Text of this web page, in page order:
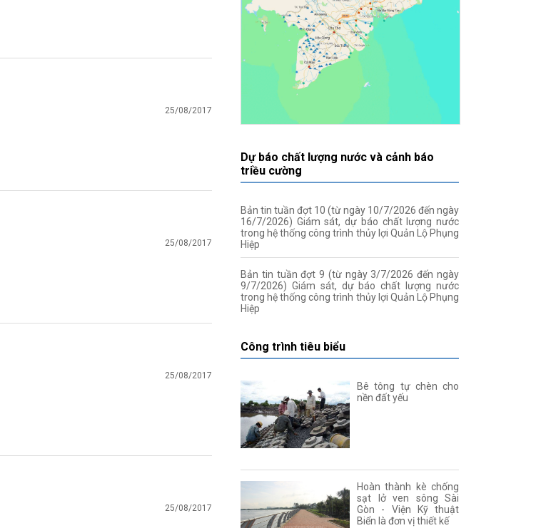
25/08/2017
25/08/2017
25/08/2017
25/08/2017
Dự báo chất lượng nước và cảnh báo
triều cường
Bản tin tuần đợt 10 (từ ngày 10/7/2026 đến ngày
16/7/2026) Giám sát, dự báo chất lượng nước
trong hệ thống công trình thủy lợi Quản Lộ Phụng
Hiệp
Bản tin tuần đợt 9 (từ ngày 3/7/2026 đến ngày
9/7/2026) Giám sát, dự báo chất lượng nước
trong hệ thống công trình thủy lợi Quản Lộ Phụng
Hiệp
Công trình tiêu biểu
Bê tông tự chèn cho
nền đất yếu
Hoàn thành kè chống
sạt lở ven sông Sài
Gòn - Viện Kỹ thuật
Biển là đơn vị thiết kế